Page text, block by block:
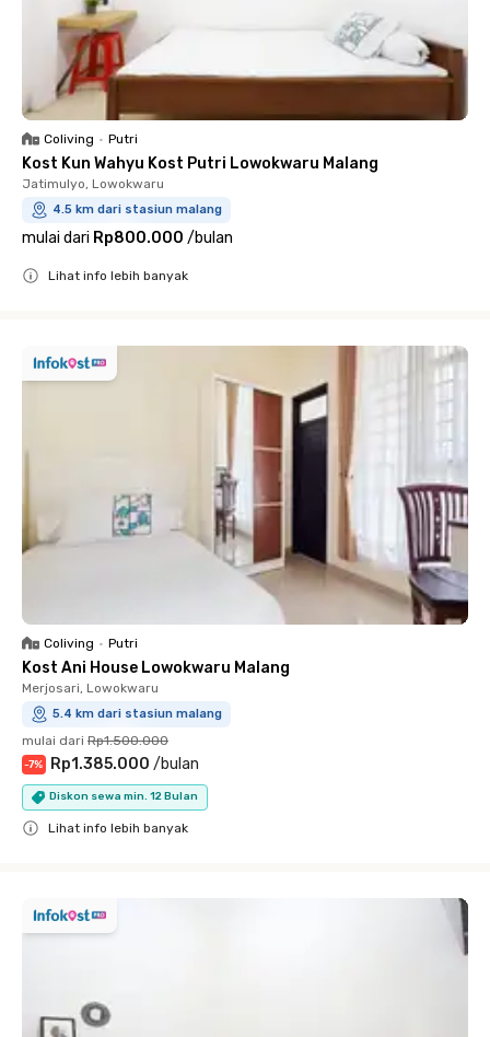
Coliving • Putri
Kost Kun Wahyu Kost Putri Lowokwaru Malang
Jatimulyo, Lowokwaru
4.5 km dari stasiun malang
mulai dari Rp800.000 /bulan
Lihat info lebih banyak
Coliving • Putri
Kost Ani House Lowokwaru Malang
Merjosari, Lowokwaru
5.4 km dari stasiun malang
mulai dari Rp1.500.000
-7% Rp1.385.000 /bulan
Diskon sewa min. 12 Bulan
Lihat info lebih banyak